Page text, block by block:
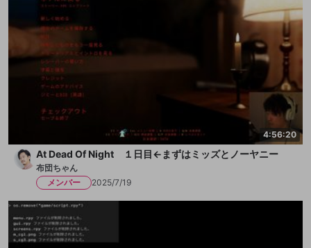
4:56:20
At Dead Of Night １日目←まずはミッズとノーヤニー
布団ちゃん
メンバー
2025/7/19